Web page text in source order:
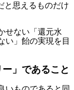
と思えるものだけ
せない「還元水
い」飴の実現を目
」であること